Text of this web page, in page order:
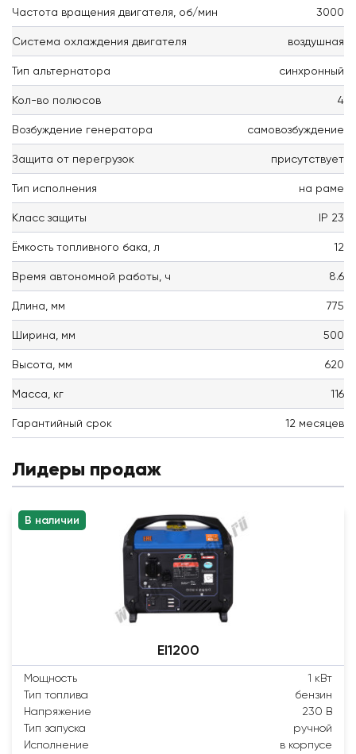
Частота вращения двигателя, об/мин 3000
Система охлаждения двигателя воздушная
Тип альтернатора синхронный
Кол-во полюсов 4
Возбуждение генератора самовозбуждение
Защита от перегрузок присутствует
Тип исполнения на раме
Класс защиты IP 23
Ёмкость топливного бака, л 12
Время автономной работы, ч 8.6
Длина, мм 775
Ширина, мм 500
Высота, мм 620
Масса, кг 116
Гарантийный срок 12 месяцев
Лидеры продаж
В наличии
EI1200
Мощность
1 кВт
Тип топлива
бензин
Напряжение
230 В
Тип запуска
ручной
Исполнение
в корпусе